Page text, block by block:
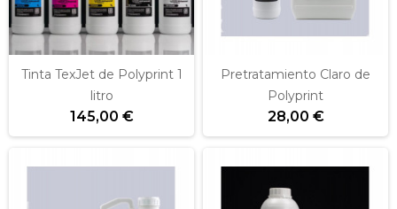
Tinta TexJet de Polyprint 1
litro
145,00 €
Pretratamiento Claro de
Polyprint
28,00 €